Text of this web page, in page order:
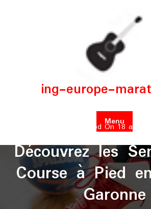
ing-europe-
Menu
Posted On 18 avril
Découvrez les
Course à Pied
Garonne